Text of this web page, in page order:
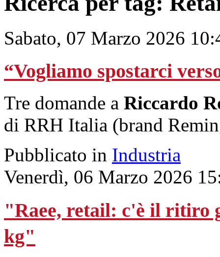
Sabato, 07 Marzo 2026
“Vogliamo spostarci
Tre domande a Riccardo
di RRH Italia (brand
Pubblicato in Industria
Venerdì, 06 Marzo 2026
"Raee, retail: c'è il ritiro
kg"